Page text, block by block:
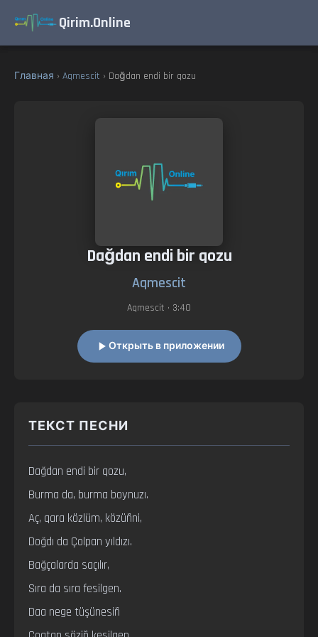
Qirim.Online
Главная › Aqmescit › Dağdan endi bir qozu
Dağdan endi bir qozu
Aqmescit
Aqmescit • 3:40
Открыть в приложении
ТЕКСТ ПЕСНИ
Dağdan endi bir qozu,
Burma da, burma boynuzı.
Aç, qara közlüm, közüñni,
Doğdı da Çolpan yıldızı.
Bağçalarda saçılır,
Sıra da sıra fesilgen.
Daa nege tüşünesiñ